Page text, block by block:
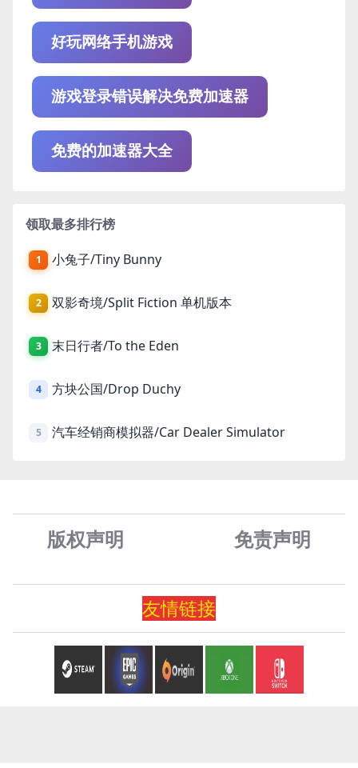
好玩网络手机游戏
游戏登录错误解决免费加速器
免费的加速器大全
领取最多排行榜
1 小兔子/Tiny Bunny
2 双影奇境/Split Fiction 单机版本
3 末日行者/To the Eden
4 方块公国/Drop Duchy
5 汽车经销商模拟器/Car Dealer Simulator
版权声明 免责声明
友情链接